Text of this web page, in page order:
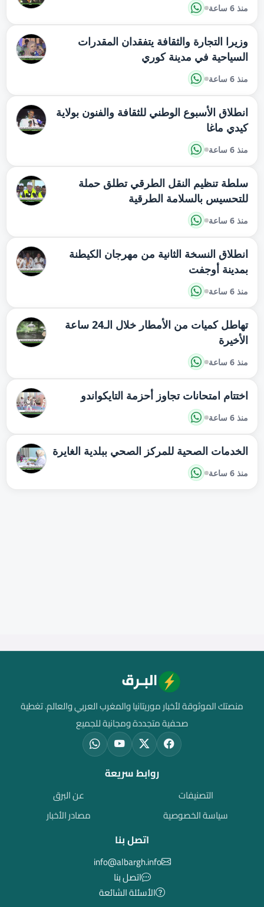
منذ 6 ساعة
وزيرا التجارة والثقافة يتفقدان المقدرات
السياحية في مدينة كوري
منذ 6 ساعة
انطلاق الأسبوع الوطني للثقافة والفنون بولاية
كيدي ماغا
منذ 6 ساعة
سلطة تنظيم النقل الطرقي تطلق حملة
للتحسيس بالسلامة الطرقية
منذ 6 ساعة
انطلاق النسخة الثانية من مهرجان الكيطنة
بمدينة أوجفت
منذ 6 ساعة
تهاطل كميات من الأمطار خلال الـ24 ساعة
الأخيرة
منذ 6 ساعة
اختتام امتحانات تجاوز أحزمة التايكواندو
منذ 6 ساعة
الخدمات الصحية للمركز الصحي ببلدية الغايرة
منذ 6 ساعة
منصتك الموثوقة لأخبار موريتانيا والمغرب العربي والعالم. تغطية
صحفية متجددة ومجانية للجميع
روابط سريعة
التصنيفات
عن البرق
سياسة الخصوصية
مصادر الأخبار
اتصل بنا
info@albargh.info
اتصل بنا
الأسئلة الشائعة